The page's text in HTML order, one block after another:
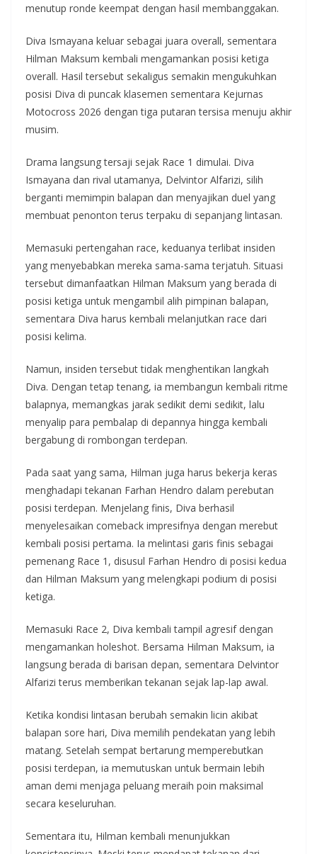
menutup ronde keempat dengan hasil membanggakan.
Diva Ismayana keluar sebagai juara overall, sementara
Hilman Maksum kembali mengamankan posisi ketiga
overall. Hasil tersebut sekaligus semakin mengukuhkan
posisi Diva di puncak klasemen sementara Kejurnas
Motocross 2026 dengan tiga putaran tersisa menuju akhir
musim.
Drama langsung tersaji sejak Race 1 dimulai. Diva
Ismayana dan rival utamanya, Delvintor Alfarizi, silih
berganti memimpin balapan dan menyajikan duel yang
membuat penonton terus terpaku di sepanjang lintasan.
Memasuki pertengahan race, keduanya terlibat insiden
yang menyebabkan mereka sama-sama terjatuh. Situasi
tersebut dimanfaatkan Hilman Maksum yang berada di
posisi ketiga untuk mengambil alih pimpinan balapan,
sementara Diva harus kembali melanjutkan race dari
posisi kelima.
Namun, insiden tersebut tidak menghentikan langkah
Diva. Dengan tetap tenang, ia membangun kembali ritme
balapnya, memangkas jarak sedikit demi sedikit, lalu
menyalip para pembalap di depannya hingga kembali
bergabung di rombongan terdepan.
Pada saat yang sama, Hilman juga harus bekerja keras
menghadapi tekanan Farhan Hendro dalam perebutan
posisi terdepan. Menjelang finis, Diva berhasil
menyelesaikan comeback impresifnya dengan merebut
kembali posisi pertama. Ia melintasi garis finis sebagai
pemenang Race 1, disusul Farhan Hendro di posisi kedua
dan Hilman Maksum yang melengkapi podium di posisi
ketiga.
Memasuki Race 2, Diva kembali tampil agresif dengan
mengamankan holeshot. Bersama Hilman Maksum, ia
langsung berada di barisan depan, sementara Delvintor
Alfarizi terus memberikan tekanan sejak lap-lap awal.
Ketika kondisi lintasan berubah semakin licin akibat
balapan sore hari, Diva memilih pendekatan yang lebih
matang. Setelah sempat bertarung memperebutkan
posisi terdepan, ia memutuskan untuk bermain lebih
aman demi menjaga peluang meraih poin maksimal
secara keseluruhan.
Sementara itu, Hilman kembali menunjukkan